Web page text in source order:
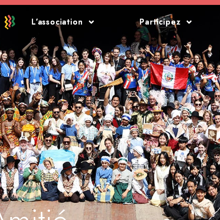
L’association Participez
L’association Participez